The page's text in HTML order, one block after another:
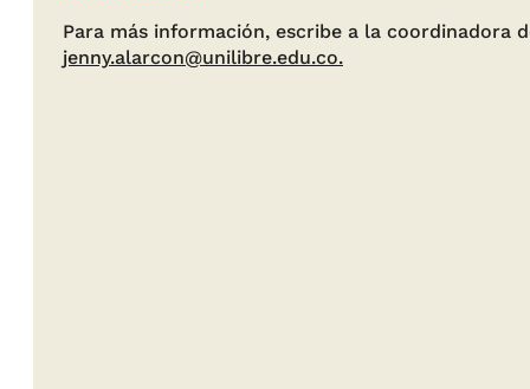
Para más información, escribe a la coordinadora
jenny.alarcon@unilibre.edu.co.